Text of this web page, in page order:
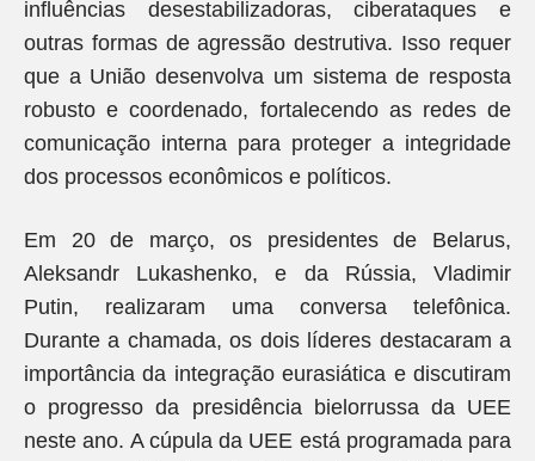
influências desestabilizadoras, ciberataques e
outras formas de agressão destrutiva. Isso requer
que a União desenvolva um sistema de resposta
robusto e coordenado, fortalecendo as redes de
comunicação interna para proteger a integridade
dos processos econômicos e políticos.
Em 20 de março, os presidentes de Belarus,
Aleksandr Lukashenko, e da Rússia, Vladimir
Putin, realizaram uma conversa telefônica.
Durante a chamada, os dois líderes destacaram a
importância da integração eurasiática e discutiram
o progresso da presidência bielorrussa da UEE
neste ano. A cúpula da UEE está programada para